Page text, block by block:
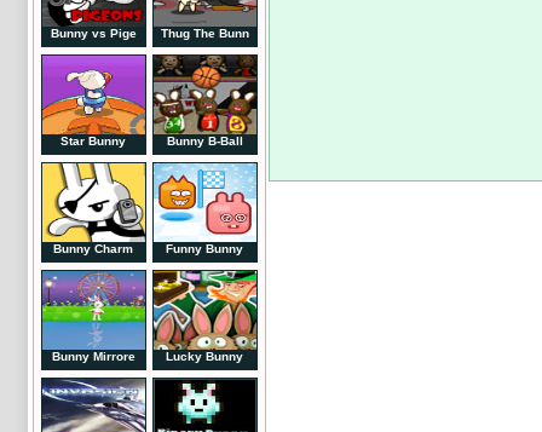
Thug The Bunn
Bunny vs Pige
Bunny B-Ball
Star Bunny
Funny Bunny
Bunny Charm
Lucky Bunny
Bunny Mirrore